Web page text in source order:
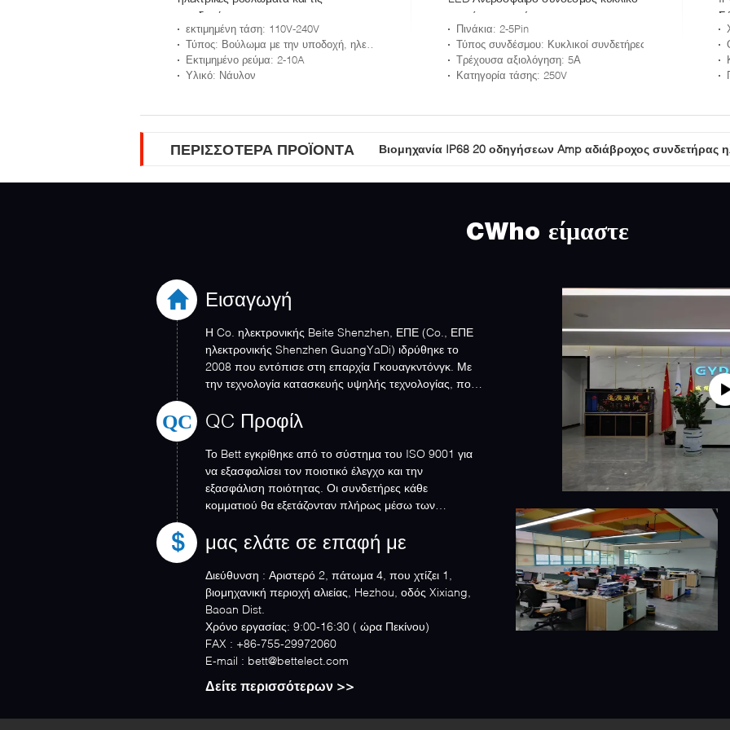
υποδοχές
εκτιμημένη τάση: 110V-240V
Τύπος: Βούλωμα με την υποδοχή, ηλεκτρικό βούλωμα
Εκτιμημένο ρεύμα: 2-10A
Υλικό: Νάυλον
ανερόσφαιρο σύρμα
Πινάκια: 2-5Pin
Τύπος συνδέσμου: Κυκλικοί συνδετήρες
Τρέχουσα αξιολόγηση: 5Α
Κατηγορία τάσης: 250V
ΠΕΡΙΣΣΌΤΕΡΑ ΠΡΟΪΌΝΤΑ Βιομηχανία IP68 20 οδηγήσεων Amp αδιάβροχος συνδετήρας
CWho είμαστε
Εισαγωγή
Η Co. ηλεκτρονικής Beite Shenzhen, ΕΠΕ (Co., ΕΠΕ
ηλεκτρονικής Shenzhen GuangYaDi) ιδρύθηκε το
2008 που εντόπισε στη επαρχία Γκουαγκντόνγκ. Με
την τεχνολογία κατασκευής υψηλής τεχνολογίας, που
QC QC Προφίλ
Το Bett εγκρίθηκε από το σύστημα του ISO 9001 για
να εξασφαλίσει τον ποιοτικό έλεγχο και την
εξασφάλιση ποιότητας. Οι συνδετήρες κάθε
κομματιού θα εξετάζονταν πλήρως μέσω των
μας ελάτε σε επαφή με
Διεύθυνση : Αριστερό 2, πάτωμα 4, που χτίζει 1,
βιομηχανική περιοχή αλιείας, Hezhou, οδός Xixiang,
Baoan Dist.
Χρόνο εργασίας:
9:00-16:30 ( ώρα Πεκίνου)
FAX : +86-755-29972060
E-mail : bett@bettelect.com
Δείτε περισσότερων >>